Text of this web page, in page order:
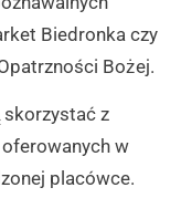
Biedronka czy
Bożej.
skorzystać z
oferowanych w
placówce.